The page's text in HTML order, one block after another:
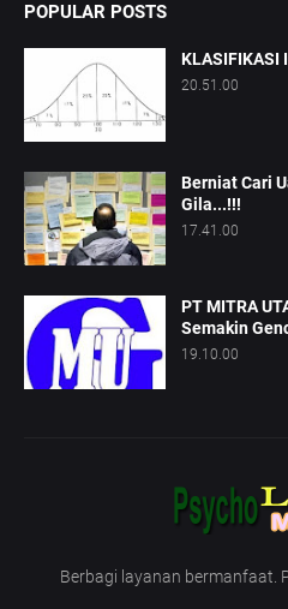
POPULAR POSTS
KLASIFIKASI
20.51.00
Berniat Cari
Gila...!!!
17.41.00
PT MITRA
Semakin
19.10.00
Berbagi layanan bermanfaat.